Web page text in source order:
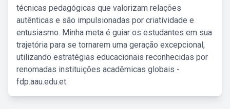
técnicas pedagógicas que valorizam relações
autênticas e são impulsionadas por criatividade e
entusiasmo. Minha meta é guiar os estudantes em sua
trajetória para se tornarem uma geração excepcional,
utilizando estratégias educacionais reconhecidas por
renomadas instituições acadêmicas globais -
fdp.aau.edu.et.